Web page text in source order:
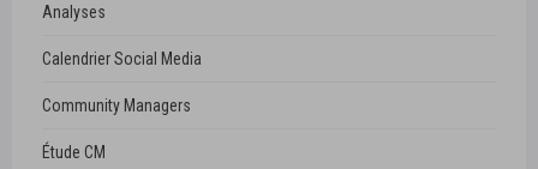
Analyses
Calendrier Social Media
Community Managers
Étude CM